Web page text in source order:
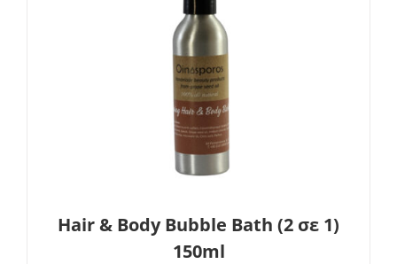
Hair & Body Bubble Bath (2 σε 1)
150ml